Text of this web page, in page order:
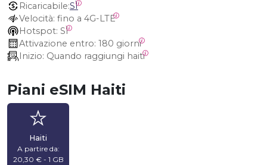
Ricaricabile:SÌ
Velocità: fino a 4G-LTE
Hotspot: SÌ
Attivazione entro: 180 giorni
Inizio: Quando raggiungi haiti
Piani eSIM Haiti
Haiti
A partire da:
20,30 € - 1 GB